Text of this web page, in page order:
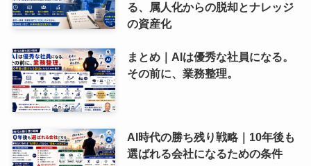
る、属人化からの脱却とナレッジ
の資産化
まとめ｜AIは優秀な社員になる。
その前に、業務整理。
AI時代の勝ち残り戦略｜10年後も
選ばれる会社になるための条件